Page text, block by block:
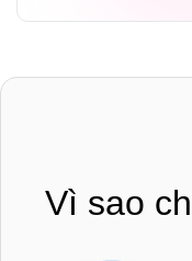
Vì sao